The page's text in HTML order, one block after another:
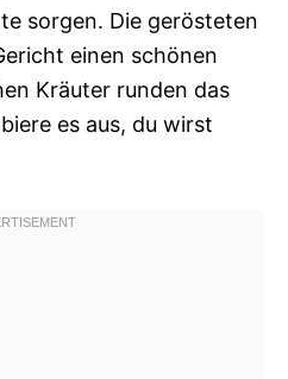
sorgen. Die gerösteten
einen schönen
Kräuter runden das
es aus, du wirst